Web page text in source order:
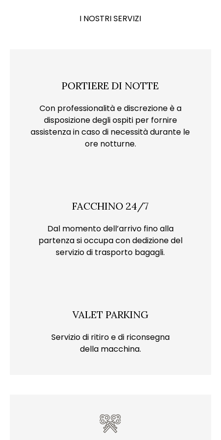
I NOSTRI SERVIZI
PORTIERE DI NOTTE
Con professionalità e discrezione è a
disposizione degli ospiti per fornire
assistenza in caso di necessità durante le
ore notturne.
FACCHINO 24/7
Dal momento dell’arrivo fino alla
partenza si occupa con dedizione del
servizio di trasporto bagagli.
VALET PARKING
Servizio di ritiro e di riconsegna
della macchina.